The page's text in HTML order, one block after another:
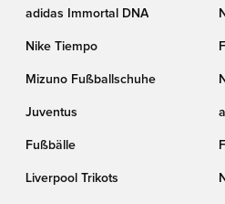
adidas Immortal DNA
Nike Tiempo
Mizuno Fußballschuhe
Juventus
Fußbälle
Liverpool Trikots